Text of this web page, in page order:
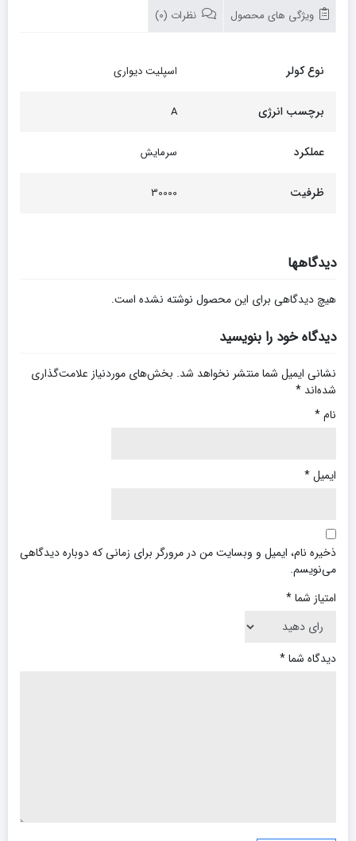
ویژگی های محصول نظرات (0)
نوع کولر اسپلیت دیواری
برچسب انرژی A
عملکرد سرمایش
ظرفیت 30000
دیدگاهها
هیچ دیدگاهی برای این محصول نوشته نشده است.
دیدگاه خود را بنویسید
نشانی ایمیل شما منتشر نخواهد شد. بخش‌های موردنیاز علامت‌گذاری
شده‌اند *
نام*
ایمیل*
ذخیره نام، ایمیل و وبسایت من در مرورگر برای زمانی که دوباره دیدگاهی
می‌نویسم.
امتیاز شما*
دیدگاه شما*